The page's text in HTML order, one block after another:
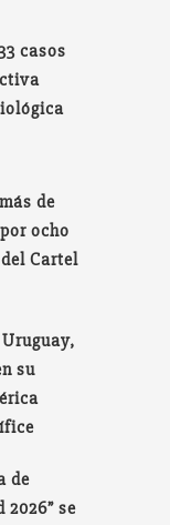
casos
de
ocho
Cartel
su
de
2026” se